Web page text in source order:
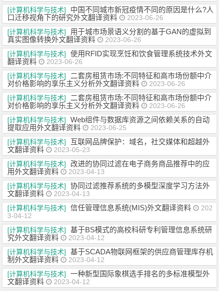
[计算机科学与技术]
中国不同城市新冠疫情不同的原因是什么?人
口迁移视角下的研究外文翻译资料
2023-06-26
[计算机科学与技术]
用于城市场景语义分割的基于GAN的虚拟到
真实图像转换外文翻译资料
2023-06-26
[计算机科学与技术]
使用RFID实现烹饪和饮食管理系统技术外文
翻译资料
2023-06-26
[计算机科学与技术]
二套房租赁市场:不同特征和高市场份额中介
对价格影响的享乐主义分析外文翻译资料
2023-06-26
[计算机科学与技术]
二套房租赁市场:不同特征和高市场份额中介
对价格影响的享乐主义分析外文翻译资料
2023-06-26
[计算机科学与技术]
Web组件与数据库资源之间依赖关系的自动
提取应用外文翻译资料
2023-06-25
[计算机科学与技术]
互联网品牌保护：域名，社交媒体和超越外
文翻译资料
2023-05-23
[计算机科学与技术]
改进的协同过滤在电子商务商品推荐中的应
用外文翻译资料
2023-04-13
[计算机科学与技术]
协同过滤推荐系统的多模型深度学习方法外
文翻译资料
2023-04-13
[计算机科学与技术]
信任管理信息系统(MIS)外文翻译资料
202
3-04-12
[计算机科学与技术]
基于BS模式的高校科研专利管理信息系统研
究外文翻译资料
2023-04-12
[计算机科学与技术]
基于SCADA物联网框架的供应商管理库存机
制外文翻译资料
2023-04-12
[计算机科学与技术]
一种新型国际象棋选手排名的多标准模型外
文翻译资料
2023-04-12